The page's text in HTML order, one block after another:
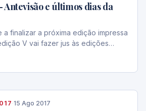
e últimos dias da
a finalizar a próxima edição impressa
V vai fazer jus às edições…
·15 Ago 2017